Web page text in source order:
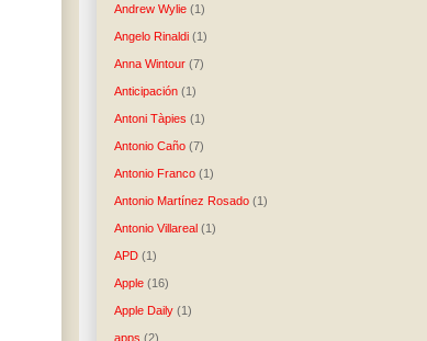
Andrew Wylie (1)
Angelo Rinaldi (1)
Anna Wintour (7)
Anticipación (1)
Antoni Tàpies (1)
Antonio Caño (7)
Antonio Franco (1)
Antonio Martínez Rosado (1)
Antonio Villareal (1)
APD (1)
Apple (16)
Apple Daily (1)
apps (2)